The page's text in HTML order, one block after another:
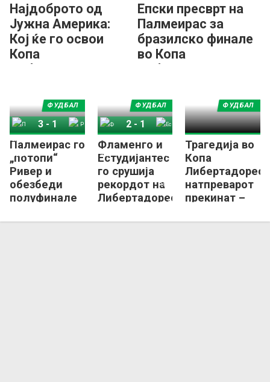
Најдоброто од
Јужна Америка:
Кој ќе го освои
Копа
Либертадорес?
Епски пресврт на
Палмеирас за
бразилско финале
во Копа
Либертадорес
Палмеирас го
„потопи“
Ривер и
обезбеди
полуфинале
Либертадорес
ФУДБАЛ
Палмеирас
3 - 1
Ривер Плата
Фламенго и
Естудијантес
го срушија
рекордот на
Либертадорес
ФУДБАЛ
Фламенго
2- 1
Трагедија во
Копа
Либертадорес,
натпреварот
прекинат –
ФУДБАЛ